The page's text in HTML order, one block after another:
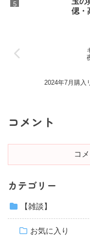
偲・
2024年7月購入
コメント
コ
カテゴリー
【雑談】
お気に入り